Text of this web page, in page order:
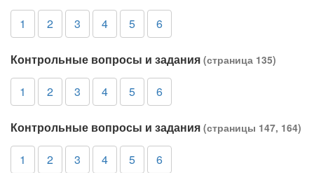
1 2 3 4 5 6
Контрольные вопросы и задания (страница 135)
1 2 3 4 5 6
Контрольные вопросы и задания (страницы 147, 164)
1 2 3 4 5 6